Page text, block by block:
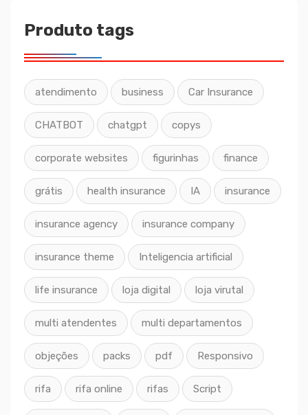
Produto tags
atendimento business Car Insurance
CHATBOT chatgpt copys
corporate websites figurinhas finance
grátis health insurance IA insurance
insurance agency insurance company
insurance theme Inteligencia artificial
life insurance loja digital loja virutal
multi atendentes multi departamentos
objeções packs pdf Responsivo
rifa rifa online rifas Script